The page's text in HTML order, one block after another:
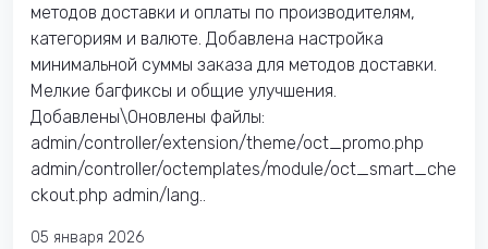
методов доставки и оплаты по производителям,
категориям и валюте. Добавлена настройка
минимальной суммы заказа для методов доставки.
Мелкие багфиксы и общие улучшения.
Добавлены\Оновлены файлы:​
admin/controller/extension/theme/oct_promo.php
admin/controller/octemplates/module/oct_smart_che
ckout.php admin/lang..
05 января 2026